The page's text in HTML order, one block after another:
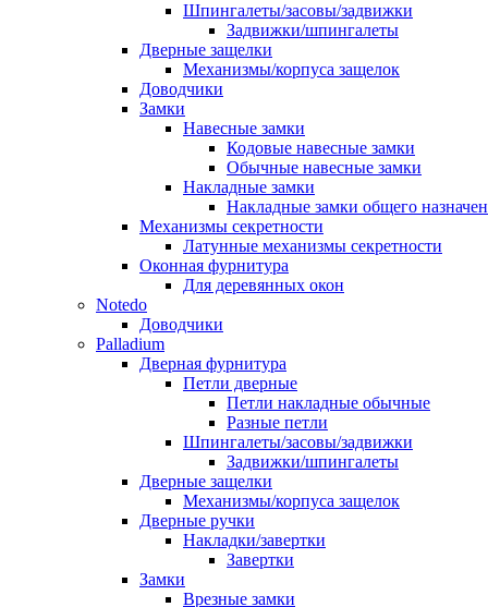
Шпингалеты/засовы/задвижки
Задвижки/шпингалеты
Дверные защелки
Механизмы/корпуса защелок
Доводчики
Замки
Навесные замки
Кодовые навесные замки
Обычные навесные замки
Накладные замки
Накладные замки общего
Механизмы секретности
Латунные механизмы секретности
Оконная фурнитура
Для деревянных окон
Notedo
Доводчики
Palladium
Дверная фурнитура
Петли дверные
Петли накладные обычные
Разные петли
Шпингалеты/засовы/задвижки
Задвижки/шпингалеты
Дверные защелки
Механизмы/корпуса защелок
Дверные ручки
Накладки/завертки
Завертки
Замки
Врезные замки